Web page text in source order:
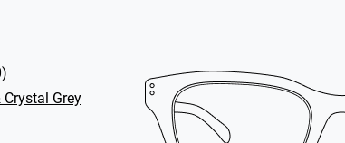
)
Crystal Grey